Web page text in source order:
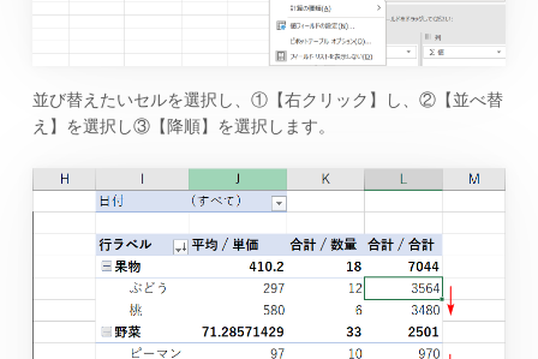
並び替えたいセルを選択し、①【右クリック】し、②【並べ替
え】を選択し③【降順】を選択します。